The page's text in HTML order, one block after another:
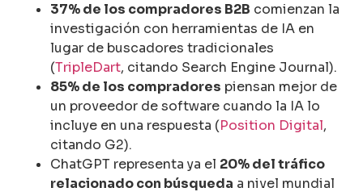
37% de los compradores B2B comienzan la
investigación con herramientas de IA en
lugar de buscadores tradicionales
(TripleDart, citando Search Engine Journal).
85% de los compradores piensan mejor de
un proveedor de software cuando la IA lo
incluye en una respuesta (Position Digital,
citando G2).
ChatGPT representa ya el 20% del tráfico
relacionado con búsqueda a nivel mundial